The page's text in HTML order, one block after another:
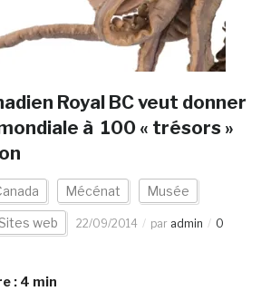
Royal BC veut donner
à 100 « trésors »
Mécénat Musée
Sites web 22/09/2014 par admin
0
: 4 min